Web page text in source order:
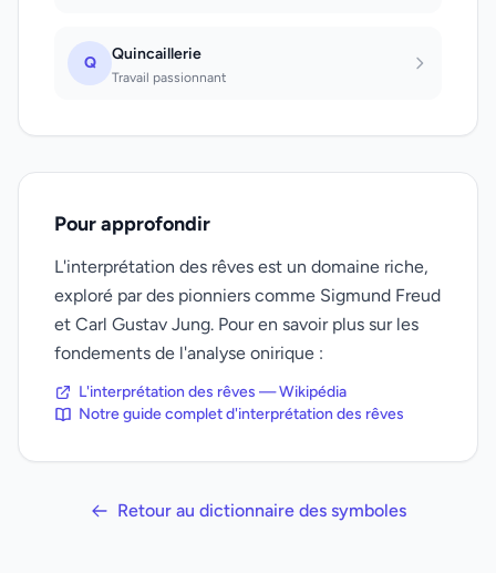
Q Quincaillerie
Travail passionnant
Pour approfondir
L'interprétation des rêves est un domaine riche,
exploré par des pionniers comme Sigmund Freud
et Carl Gustav Jung. Pour en savoir plus sur les
fondements de l'analyse onirique :
L'interprétation des rêves — Wikipédia
Notre guide complet d'interprétation des rêves
Retour au dictionnaire des symboles